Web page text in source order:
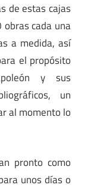
de estas cajas
cada una
a medida, así
el propósito
y sus
un
al momento lo
pronto como
unos días o